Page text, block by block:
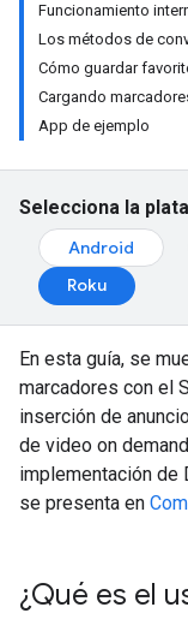
Funcionamiento
Los métodos de
Cómo guardar
Cargando
App de ejemplo
Selecciona la
Android
Roku
En esta guía, se
marcadores con el
inserción de
de video on
implementación de
se presenta en
¿Qué es el